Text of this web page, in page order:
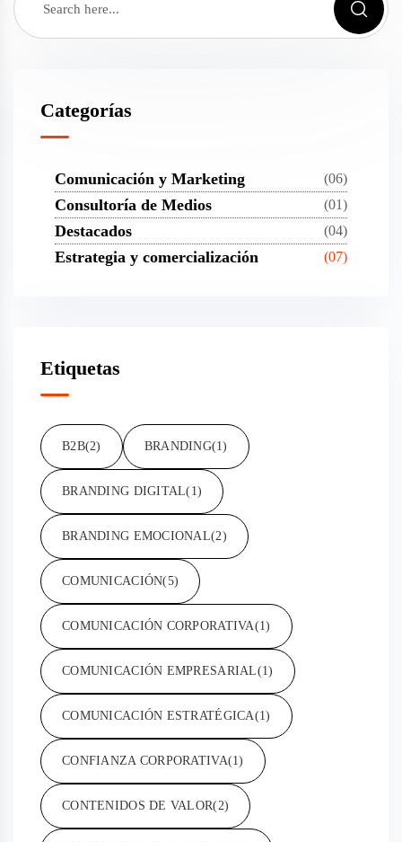
Categorías
Comunicación y Marketing (06)
Consultoría de Medios (01)
Destacados (04)
Estrategia y comercialización (07)
Etiquetas
B2B(2) BRANDING(1)
BRANDING DIGITAL(1)
BRANDING EMOCIONAL(2)
COMUNICACIÓN(5)
COMUNICACIÓN CORPORATIVA(1)
COMUNICACIÓN EMPRESARIAL(1)
COMUNICACIÓN ESTRATÉGICA(1)
CONFIANZA CORPORATIVA(1)
CONTENIDOS DE VALOR(2)